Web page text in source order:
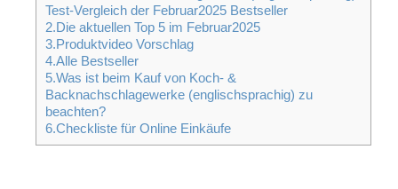
Test-Vergleich der Februar2025 Bestseller
2.Die aktuellen Top 5 im Februar2025
3.Produktvideo Vorschlag
4.Alle Bestseller
5.Was ist beim Kauf von Koch- &
Backnachschlagewerke (englischsprachig) zu
beachten?
6.Checkliste für Online Einkäufe